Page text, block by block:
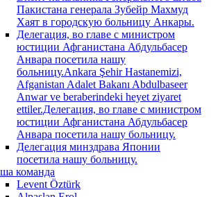
Пакистана генерала Зубейр Махмуд
Хаят в городскую больницу Анкары.
Делегация, во главе с министром
юстиции Афганистана Абдульбасер
Анвара посетила нашу
больницу.Ankara Şehir Hastanemizi,
Afganistan Adalet Bakanı Abdulbaseer
Anwar ve beraberindeki heyet ziyaret
ettiler.Делегация, во главе с министром
юстиции Афганистана Абдульбасер
Анвара посетила нашу больницу.
Делегация минздрава Японии
посетила нашу больницу.
команда
Levent Öztürk